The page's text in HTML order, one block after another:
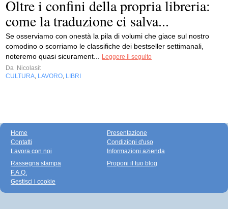
Oltre i confini della propria libreria:
come la traduzione ci salva...
Se osserviamo con onestà la pila di volumi che giace sul nostro
comodino o scorriamo le classifiche dei bestseller settimanali,
noteremo quasi sicurament... Leggere il seguito
Da Nicolasit
CULTURA, LAVORO, LIBRI
Home
Contatti
Lavora con noi
Presentazione
Condizioni d'uso
Informazioni azienda
Rassegna stampa
F.A.Q.
Gestisci i cookie
Proponi il tuo blog